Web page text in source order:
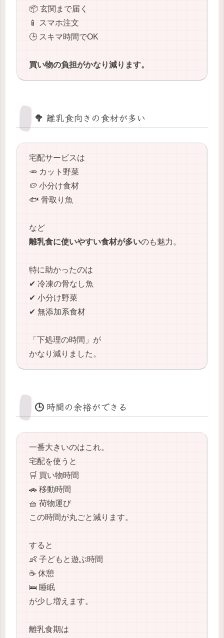
📦 玄関まで届く
📱 スマホ注文
🕒 スキマ時間でOK
買い物の負担がかなり減ります。
🥦 離乳食向きの食材が多い
宅配サービスは
🥕 カット野菜
🥔 小分け食材
🐟 骨取り魚
など
離乳食に使いやすい食材が多いのも魅力。
特に助かったのは
✔ 冷凍の骨なし魚
✔ 小分け野菜
✔ 無添加系食材
「下処理の時間」が
かなり減りました。
🕒 時間の余裕ができる
一番大きいのはこれ。
宅配を使うと
🛒 買い物時間
🚗 移動時間
🧺 荷物運び
この時間が丸ごと減ります。
すると
👶 子どもと遊ぶ時間
☕ 休憩
🛌 睡眠
が少し増えます。
離乳食期は